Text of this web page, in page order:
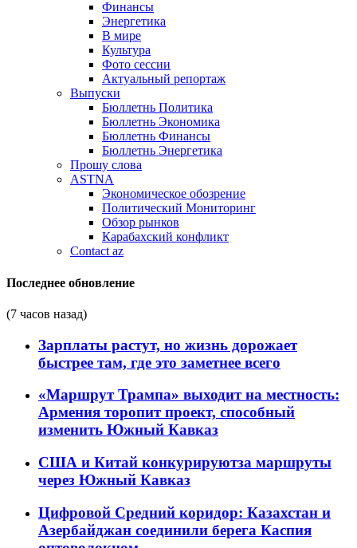
Финансы
Энергетика
В мире
Культура
Фото сессии
Актуальный репортаж
Выпуски
Бюллетнь Политика
Бюллетнь Экономика
Бюллетнь Финансы
Бюллетнь Энергетика
Прошу слова
ASTNA
Экономическое обозрение
Политический Мониторинг
Обзор рынков
Карабахский конфликт
Contact az
Последнее обновление
(7 часов назад)
Зарплаты растут, но жизнь дорожает
быстрее там, где это заметнее всего
«Маршрут Трампа» выходит на местность:
Армения торопит проект, способный
изменить Южный Кавказ
США и Китай конкурируютза маршруты
через Южный Кавказ
Цифровой Средний коридор: Казахстан и
Азербайджан соединили берега Каспия